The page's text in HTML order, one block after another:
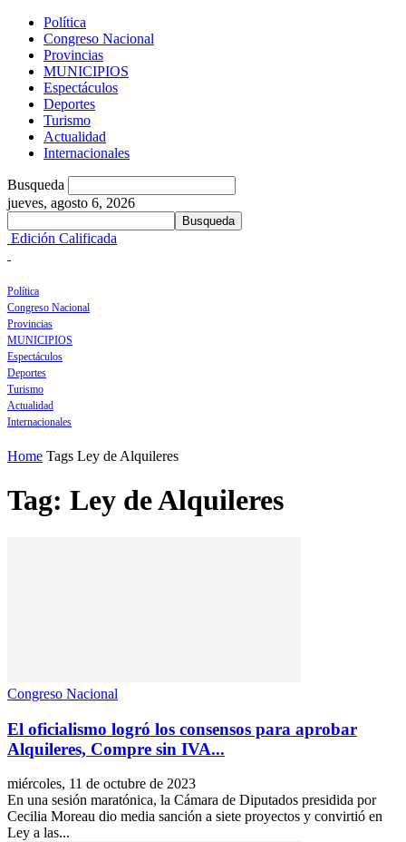
Política
Congreso Nacional
Provincias
MUNICIPIOS
Espectáculos
Deportes
Turismo
Actualidad
Internacionales
Busqueda
jueves, agosto 6, 2026
Edición Calificada
Política
Congreso Nacional
Provincias
MUNICIPIOS
Espectáculos
Deportes
Turismo
Actualidad
Internacionales
Home Tags Ley de Alquileres
Tag: Ley de Alquileres
Congreso Nacional
El oficialismo logró los consensos para aprobar
Alquileres, Compre sin IVA...
miércoles, 11 de octubre de 2023
En una sesión maratónica, la Cámara de Diputados presidida por
Cecilia Moreau dio media sanción a siete proyectos y convirtió en
Ley a las...